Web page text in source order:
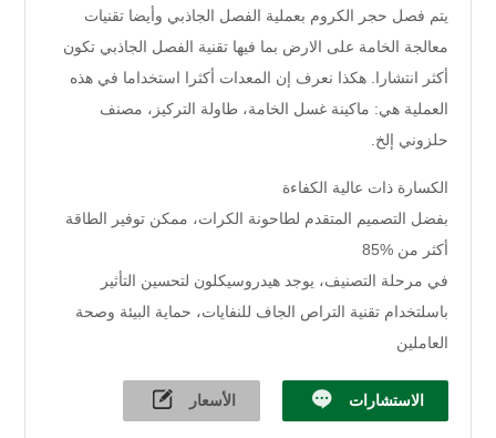
يتم فصل حجر الكروم بعملية الفصل الجاذبي وأيضا تقنيات
معالجة الخامة على الارض بما فيها تقنية الفصل الجاذبي تكون
أكثر انتشارا. هكذا نعرف إن المعدات أكثرا استخداما في هذه
العملية هي: ماكينة غسل الخامة، طاولة التركيز، مصنف
حلزوني إلخ.
الكسارة ذات عالية الكفاءة
بفضل التصميم المتقدم لطاحونة الكرات، ممكن توفير الطاقة
أكثر من %85
في مرحلة التصنيف، يوجد هيدروسيكلون لتحسين التأثير
باسلتخدام تقنية التراص الجاف للنفايات، حماية البيئة وصحة
العاملين
الاستشارات الأسعار